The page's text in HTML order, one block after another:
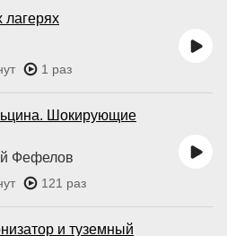
лагерях
1 раз
Шокирующие
Фефелов
121 раз
и туземный